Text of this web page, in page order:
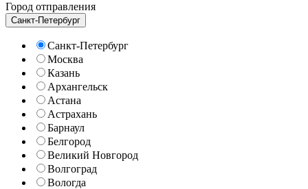
Город отправления
Санкт-Петербург
Санкт-Петербург
Москва
Казань
Архангельск
Астана
Астрахань
Барнаул
Белгород
Великий Новгород
Волгоград
Вологда